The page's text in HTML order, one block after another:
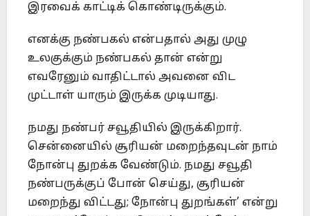
இரவைக் காட்டிக் கொண்டிருக்கும்.
எனக்கு நண்பகல் என்பதால் அது முழு
உலகுக்கும் நண்பகல் தான் என்று
எவரேனும் வாதிட்டால் அவனை விட
முட்டாள் யாரும் இருக்க முடியாது.
நமது நண்பர் சவூதியில் இருக்கிறார்.
சென்னையில் சூரியன் மறைந்தவுடன் நாம்
நோன்பு துறக்க வேண்டும். நமது சவூதி
நண்பருக்குப் போன் செய்து, சூரியன்
மறைந்து விட்டது; நோன்பு துறங்கள்’ என்று